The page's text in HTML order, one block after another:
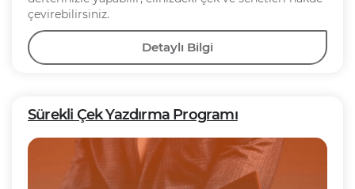
çevirebilirsiniz.
Detaylı Bilgi
Sürekli Çek Yazdırma Programı